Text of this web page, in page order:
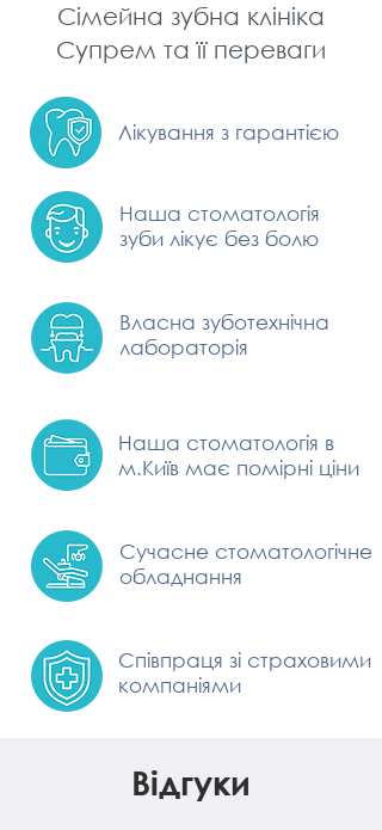
Сімейна зубна клініка
Супрем та її переваги
Лікування з гарантією
Наша стоматологія
зуби лікує без болю
Власна зуботехнічна
лабораторія
Наша стоматологія в
м.Київ має помірні ціни
Сучасне стоматологічне
обладнання
Співпраця зі страховими
компаніями
Відгуки